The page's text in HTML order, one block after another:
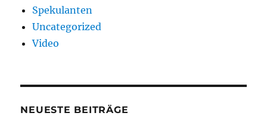
Spekulanten
Uncategorized
Video
NEUESTE BEITRÄGE